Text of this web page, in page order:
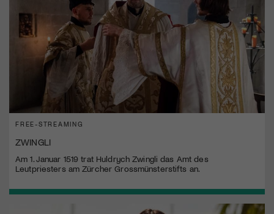
FREE-STREAMING
ZWINGLI
Am 1. Januar 1519 trat Huldrych Zwingli das Amt des
Leutpriesters am Zürcher Grossmünsterstifts an.